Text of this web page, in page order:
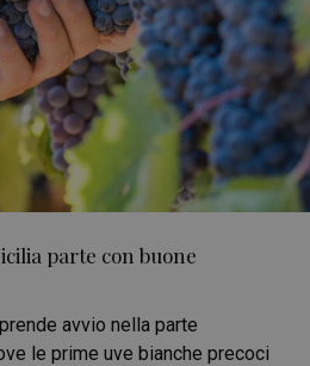
parte con buone
avvio nella parte
le prime uve bianche precoci